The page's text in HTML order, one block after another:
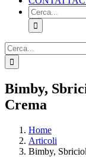
Cerca
per:
Cerca
per:
Bimby,
Crema
Home
Articoli
Bimby,